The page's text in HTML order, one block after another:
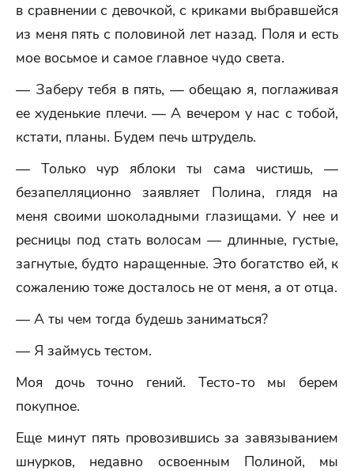
в сравнении с девочкой, с криками выбравшейся
из меня пять с половиной лет назад. Поля и есть
мое восьмое и самое главное чудо света.
— Заберу тебя в пять, — обещаю я, поглаживая
ее худенькие плечи. — А вечером у нас с тобой,
кстати, планы. Будем печь штрудель.
— Только чур яблоки ты сама чистишь, —
безапелляционно заявляет Полина, глядя на
меня своими шоколадными глазищами. У нее и
ресницы под стать волосам — длинные, густые,
загнутые, будто наращенные. Это богатство ей, к
сожалению тоже досталось не от меня, а от отца.
— А ты чем тогда будешь заниматься?
— Я займусь тестом.
Моя дочь точно гений. Тесто-то мы берем
покупное.
Еще минут пять провозившись за завязыванием
шнурков, недавно освоенным Полиной, мы